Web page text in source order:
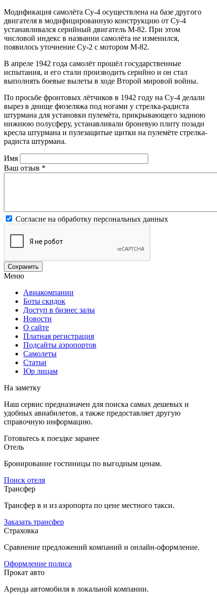
Модификация самолёта Су-4 осуществлена на базе другого
двигателя в модифицированную конструкцию от Су-4
устанавливался серийный двигатель М-82. При этом
числовой индекс в названии самолёта не изменился,
появилось уточнение Су-2 с мотором М-82.
В апреле 1942 года самолёт прошёл государственные
испытания, и его стали производить серийно и он стал
выполнять боевые вылеты в ходе Второй мировой войны.
По просьбе фронтовых лётчиков в 1942 году на Су-4 делали
вырез в днище фюзеляжа под ногами у стрелка-радиста
штурмана для установки пулемёта, прикрывающего заднюю
нижнюю полусферу, устанавливали броневую плиту позади
кресла штурмана и пулезащитые щитки на пулемёте стрелка-
радиста штурмана.
Имя
Ваш отзыв *
Согласие на обработку персональных данных
Меню
Авиакомпании
Боты скидок
Доступ в бизнес залы
Новости
О сайте
Платная регистрация
Подсайты аэропортов
Самолеты
Статьи
Юр лицам
На заметку
Наш сервис предназначен для поиска самых дешевых и
удобных авиабилетов, а также предоставляет другую
справочную информацию.
Готовьтесь к поездке заранее
Отель
Бронирование гостиницы по выгодным ценам.
Поиск отеля
Трансфер
Трансфер в и из аэропорта по цене местного такси.
Заказать трансфер
Страховка
Сравнение предложений компаний и онлайн-оформление.
Оформление полиса
Прокат авто
Аренда автомобиля в локальной компании.